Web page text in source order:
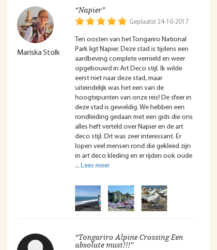
Mariska Stolk
“Napier”
Geplaatst 24-10-2017
Ten oosten van het Tongariro National
Park ligt Napier. Deze stad is tijdens een
aardbeving complete vernield en weer
opgebouwd in Art Deco stijl. Ik wilde
eerst niet naar deze stad, maar
uiteindelijk was het een van de
hoogtepunten van onze reis! De sfeer in
deze stad is geweldig. We hebben een
rondleiding gedaan met een gids die ons
alles heft verteld over Napier en de art
deco stijl. Dit was zeer interessant. Er
lopen veel mensen rond die gekleed zijn
in art deco kleding en er rijden ook oude
“Tongariro Alpine Crossing Een
absolute must!!!”